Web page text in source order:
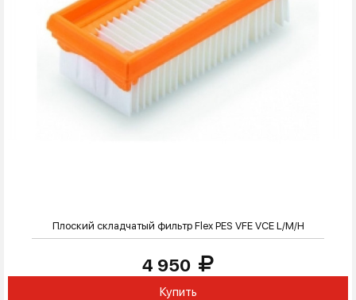
Плоский складчатый фильтр Flex PES VFE VCE L/M/H
4 950
Купить